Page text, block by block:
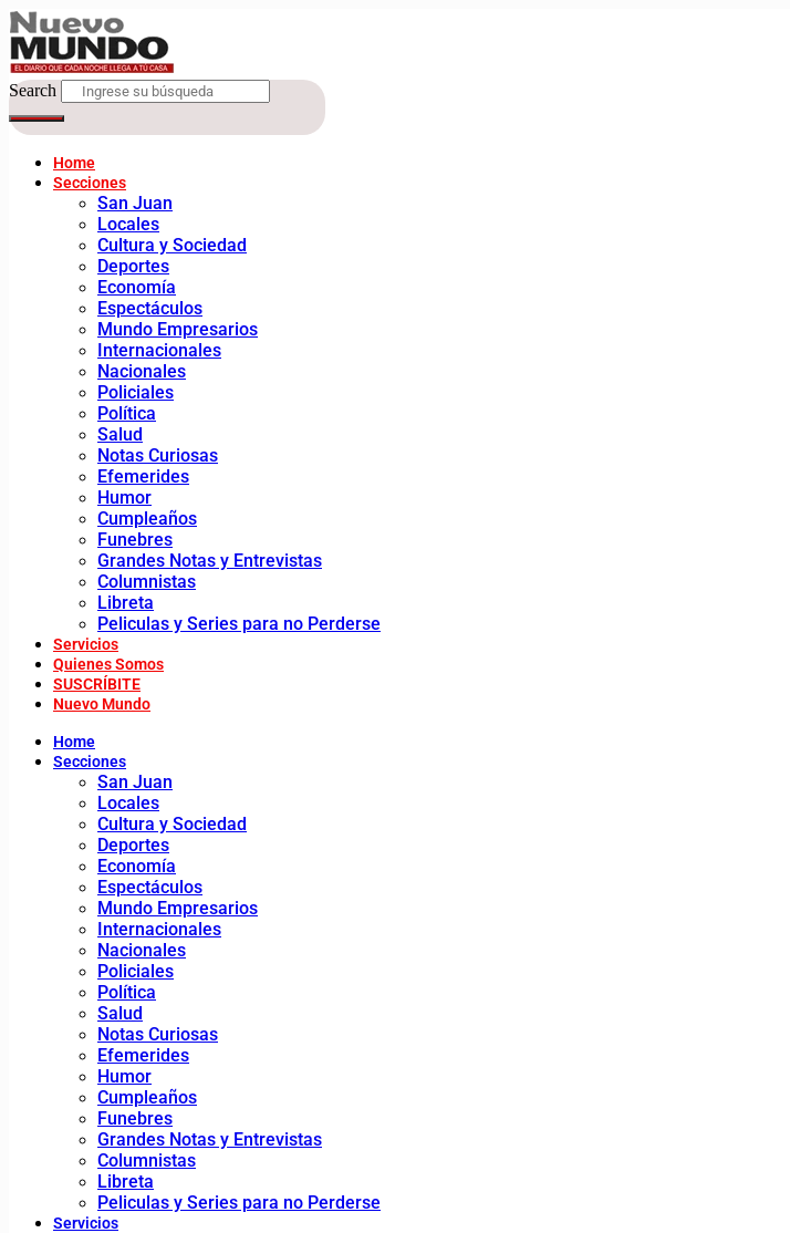
Search
Home
Secciones
San Juan
Locales
Cultura y Sociedad
Deportes
Economía
Espectáculos
Mundo Empresarios
Internacionales
Nacionales
Policiales
Política
Salud
Notas Curiosas
Efemerides
Humor
Cumpleaños
Funebres
Grandes Notas y Entrevistas
Columnistas
Libreta
Peliculas y Series para no Perderse
Servicios
Quienes Somos
SUSCRÍBITE
Nuevo Mundo
Home
Secciones
San Juan
Locales
Cultura y Sociedad
Deportes
Economía
Espectáculos
Mundo Empresarios
Internacionales
Nacionales
Policiales
Política
Salud
Notas Curiosas
Efemerides
Humor
Cumpleaños
Funebres
Grandes Notas y Entrevistas
Columnistas
Libreta
Peliculas y Series para no Perderse
Servicios